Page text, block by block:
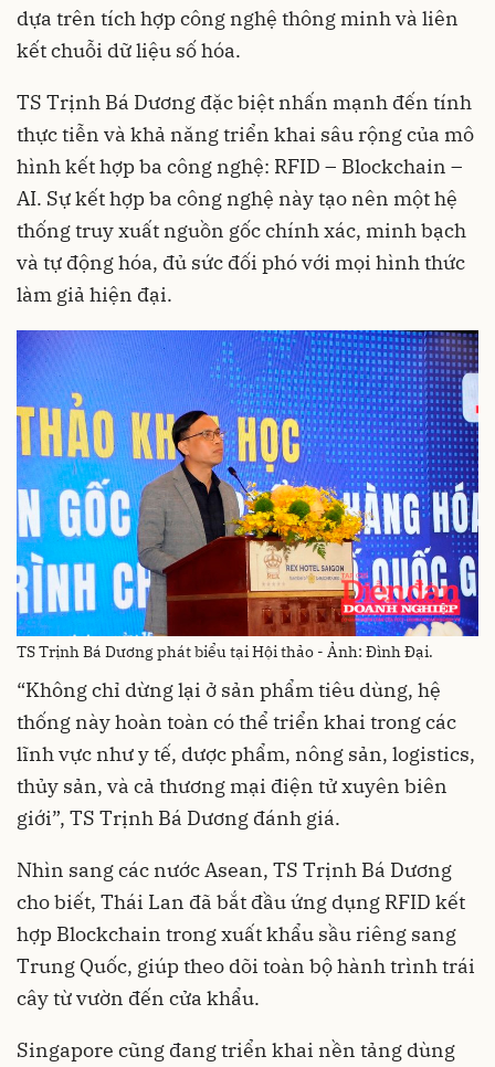
dựa trên tích hợp công nghệ thông minh và liên
kết chuỗi dữ liệu số hóa.
TS Trịnh Bá Dương đặc biệt nhấn mạnh đến tính
thực tiễn và khả năng triển khai sâu rộng của mô
hình kết hợp ba công nghệ: RFID – Blockchain –
AI. Sự kết hợp ba công nghệ này tạo nên một hệ
thống truy xuất nguồn gốc chính xác, minh bạch
và tự động hóa, đủ sức đối phó với mọi hình thức
làm giả hiện đại.
TS Trịnh Bá Dương phát biểu tại Hội thảo - Ảnh: Đình Đại.
“Không chỉ dừng lại ở sản phẩm tiêu dùng, hệ
thống này hoàn toàn có thể triển khai trong các
lĩnh vực như y tế, dược phẩm, nông sản, logistics,
thủy sản, và cả thương mại điện tử xuyên biên
giới”, TS Trịnh Bá Dương đánh giá.
Nhìn sang các nước Asean, TS Trịnh Bá Dương
cho biết, Thái Lan đã bắt đầu ứng dụng RFID kết
hợp Blockchain trong xuất khẩu sầu riêng sang
Trung Quốc, giúp theo dõi toàn bộ hành trình trái
cây từ vườn đến cửa khẩu.
Singapore cũng đang triển khai nền tảng dùng